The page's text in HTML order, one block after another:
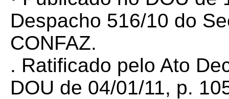
Despacho 516/10 do
CONFAZ.
. Ratificado pelo Ato
DOU de 04/01/11, p.